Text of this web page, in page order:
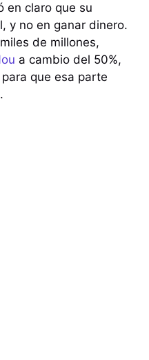
en claro que su
y no en ganar dinero.
de millones,
a cambio del 50%,
que esa parte